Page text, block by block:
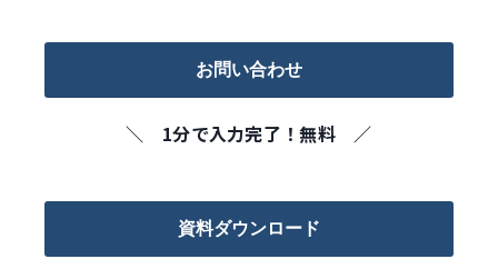
お問い合わせ
＼ 1分で入力完了！無料 ／
資料ダウンロード